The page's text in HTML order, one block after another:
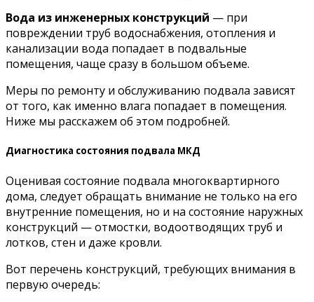
Вода из инженерных конструкций — при
повреждении труб водоснабжения, отопления и
канализации вода попадает в подвальные
помещения, чаще сразу в большом объеме.
Меры по ремонту и обслуживанию подвала зависят
от того, как именно влага попадает в помещения.
Ниже мы расскажем об этом подробней.
Диагностика состояния подвала МКД
Оценивая состояние подвала многоквартирного
дома, следует обращать внимание не только на его
внутренние помещения, но и на состояние наружных
конструкций — отмостки, водоотводящих труб и
лотков, стен и даже кровли.
Вот перечень конструкций, требующих внимания в
первую очередь: